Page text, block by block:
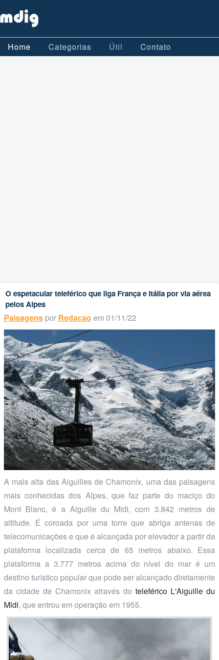
Home Categorias Útil Contato
O espetacular teleférico que liga França e Itália por via aérea
pelos Alpes
Paisagens por Redacao em 01/11/22
A mais alta das Aiguilles de Chamonix, uma das paisagens
mais conhecidas dos Alpes, que faz parte do maciço do
Mont Blanc, é a Aiguille du Midi, com 3.842 metros de
altitude. É coroada por uma torre que abriga antenas de
telecomunicações e que é alcançada por elevador a partir da
plataforma localizada cerca de 65 metros abaixo. Essa
plataforma a 3.777 metros acima do nível do mar é um
destino turístico popular que pode ser alcançado diretamente
da cidade de Chamonix através do teleférico L'Aiguille du
Midi, que entrou em operação em 1955.